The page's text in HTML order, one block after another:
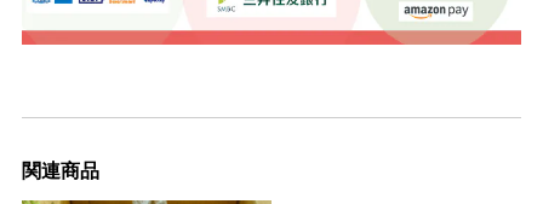
関連商品